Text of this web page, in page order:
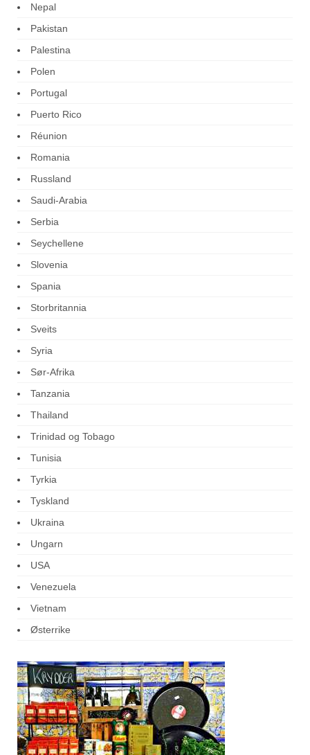
Nepal
Pakistan
Palestina
Polen
Portugal
Puerto Rico
Réunion
Romania
Russland
Saudi-Arabia
Serbia
Seychellene
Slovenia
Spania
Storbritannia
Sveits
Syria
Sør-Afrika
Tanzania
Thailand
Trinidad og Tobago
Tunisia
Tyrkia
Tyskland
Ukraina
Ungarn
USA
Venezuela
Vietnam
Østerrike